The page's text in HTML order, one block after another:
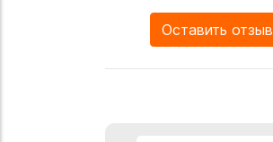
Оставить отзыв